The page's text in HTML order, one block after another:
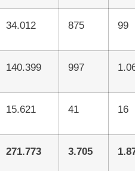
34.012 875 99
140.399 997
15.621 41 16
271.773 3.705